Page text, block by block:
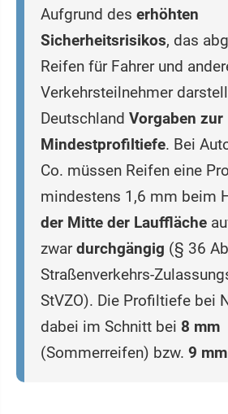
Aufgrund des erhöhten
Sicherheitsrisikos, das
Reifen für Fahrer und
Verkehrsteilnehmer
Deutschland Vorgaben zur
Mindestprofiltiefe. Bei
Co. müssen Reifen eine
mindestens 1,6 mm beim
der Mitte der Lauffläche
zwardurchgängig (§ 36
Straßenverkehrs-
StVZO). Die Profiltiefe bei
dabei im Schnitt bei 8 mm
(Sommerreifen) bzw. 9 mm